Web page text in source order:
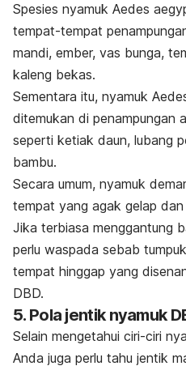
Spesies nyamuk Aedes
tempat-tempat
mandi, ember, vas bunga,
kaleng bekas.
Sementara itu, nyamuk
ditemukan di penampungan
seperti ketiak daun, lubang
bambu.
Secara umum, nyamuk
tempat yang agak gelap dan
Jika terbiasa menggantung
perlu waspada sebab
tempat hinggap yang
DBD.
5. Pola jentik nyamuk
Selain mengetahui ciri-ciri
Anda juga perlu tahu jentik